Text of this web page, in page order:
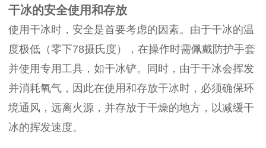
干冰的安全使用和存放
使用干冰时，安全是首要考虑的因素。由于干冰的温
度极低（零下78摄氏度），在操作时需佩戴防护手套
并使用专用工具，如干冰铲。同时，由于干冰会挥发
并消耗氧气，因此在使用和存放干冰时，必须确保环
境通风，远离火源，并存放于干燥的地方，以减缓干
冰的挥发速度。